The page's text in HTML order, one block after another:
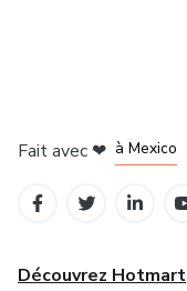
Fait avec ❤ à Mexico
Découvrez Hotmart